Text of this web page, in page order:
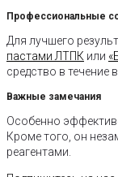
Профессиональные
Для лучшего
пастами ЛТПК или
средство в течение
Важные замечания
Особенно
Кроме того, он
реагентами.